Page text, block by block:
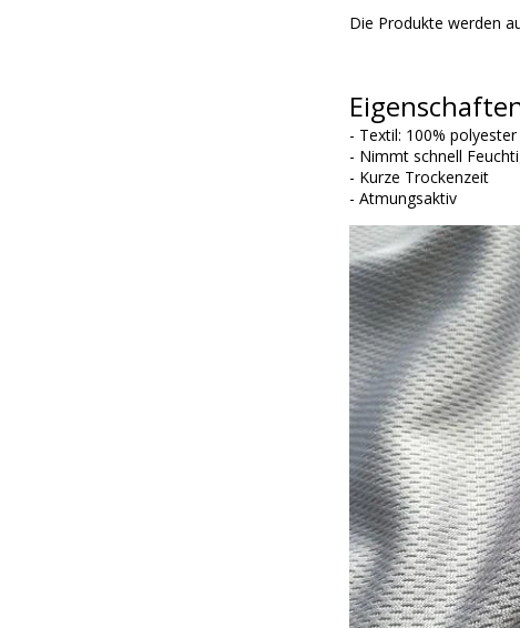
Die Produkte werden
- Textil: 100%
- Nimmt schnell
- Kurze Trockenzeit
- Atmungsaktiv